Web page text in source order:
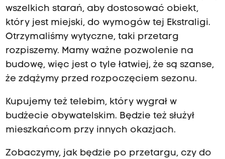
wszelkich starań, aby dostosować obiekt,
który jest miejski, do wymogów tej Ekstraligi.
Otrzymaliśmy wytyczne, taki przetarg
rozpiszemy. Mamy ważne pozwolenie na
budowę, więc jest o tyle łatwiej, że są szanse,
że zdążymy przed rozpoczęciem sezonu.
Kupujemy też telebim, który wygrał w
budżecie obywatelskim. Będzie też służył
mieszkańcom przy innych okazjach.
Zobaczymy, jak będzie po przetargu, czy do